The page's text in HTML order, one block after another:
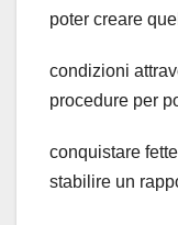
poter creare
condizioni
procedure per
conquistare
stabilire un